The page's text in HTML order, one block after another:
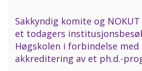
Sakkyndig komite og
et todagers
Høgskolen i forbindelse med
akkreditering av et ph.d.-